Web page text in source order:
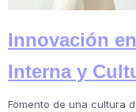
Innovación
Interna y
Fomento de una cultura